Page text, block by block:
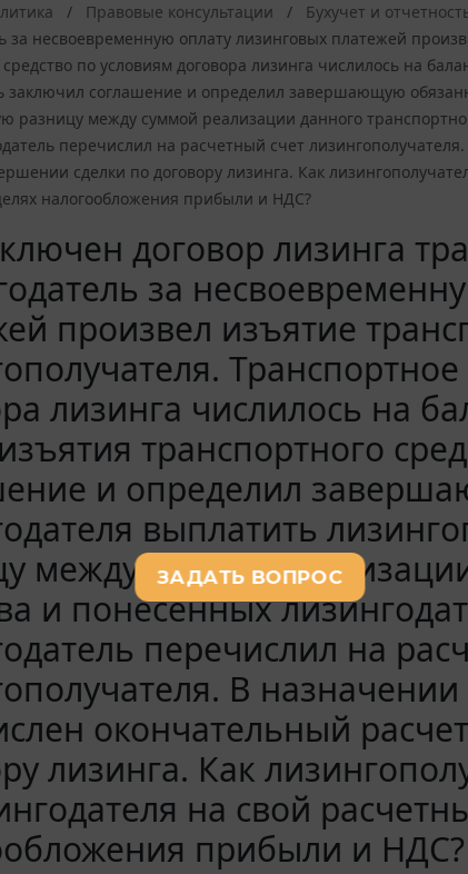
Правовые консультации Бухучет и
за несвоевременную оплату лизинговых платежей
по условиям договора лизинга числилось на
заключил соглашение и определил завершающую
разницу между суммой реализации данного
перечислил на расчетный счет
сделки по договору лизинга. Как
налогообложения прибыли и НДС?
договор лизинга
за
произвел изъятие
лизинга числилось на
транспортного
и определил
выплатить
между суммой
и понесенных
перечислил на
В
окончательный
лизинга. Как
на свой
прибыли и НДС?